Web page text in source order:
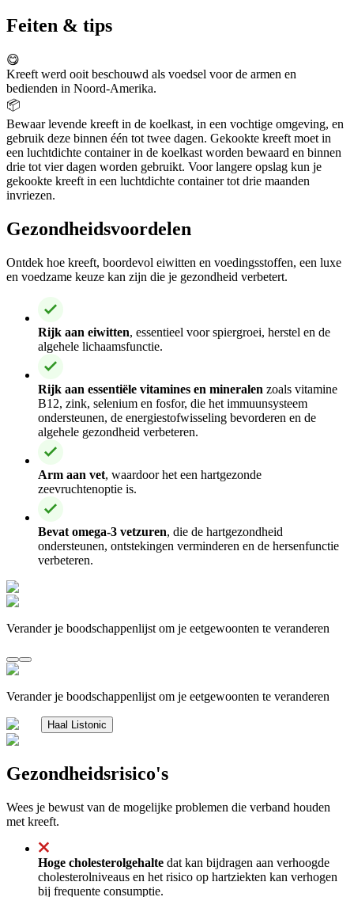
Feiten & tips
😋
Kreeft werd ooit beschouwd als voedsel voor de armen en
bedienden in Noord-Amerika.
📦
Bewaar levende kreeft in de koelkast, in een vochtige omgeving, en
gebruik deze binnen één tot twee dagen. Gekookte kreeft moet in
een luchtdichte container in de koelkast worden bewaard en binnen
drie tot vier dagen worden gebruikt. Voor langere opslag kun je
gekookte kreeft in een luchtdichte container tot drie maanden
invriezen.
Gezondheidsvoordelen
Ontdek hoe kreeft, boordevol eiwitten en voedingsstoffen, een luxe
en voedzame keuze kan zijn die je gezondheid verbetert.
Rijk aan eiwitten, essentieel voor spiergroei, herstel en de
algehele lichaamsfunctie.
Rijk aan essentiële vitamines en mineralen zoals vitamine
B12, zink, selenium en fosfor, die het immuunsysteem
ondersteunen, de energiestofwisseling bevorderen en de
algehele gezondheid verbeteren.
Arm aan vet, waardoor het een hartgezonde
zeevruchtenoptie is.
Bevat omega-3 vetzuren, die de hartgezondheid
ondersteunen, ontstekingen verminderen en de hersenfunctie
verbeteren.
Verander je boodschappenlijst om je eetgewoonten te veranderen
Verander je boodschappenlijst om je eetgewoonten te veranderen
Haal Listonic
Gezondheidsrisico's
Wees je bewust van de mogelijke problemen die verband houden
met kreeft.
Hoge cholesterolgehalte dat kan bijdragen aan verhoogde
cholesterolniveaus en het risico op hartziekten kan verhogen
bij frequente consumptie.